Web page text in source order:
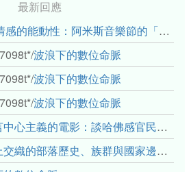
最新回應
感的能動性：阿米斯音樂節的「對話觀察」
/波浪下的數位命脈
/波浪下的數位命脈
/波浪下的數位命脈
心主義的電影：談哈佛感官民族誌實驗室
歷史、族群與國家邊界敘事： 《路有多長》、《高砂的翅膀》、《檔案／李光輝》